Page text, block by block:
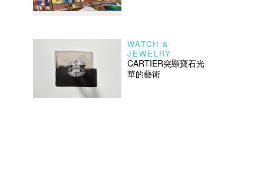
WATCH &
JEWELRY
CARTIER突顯寶石光
華的藝術